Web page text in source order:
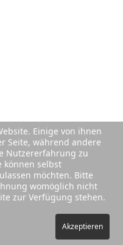
Einige von ihnen
Seite, während andere
Nutzererfahrung zu
können selbst
möchten. Bitte
womöglich nicht
zur Verfügung stehen.
Akzeptieren